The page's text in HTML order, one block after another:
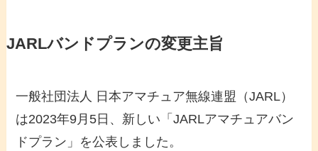
JARLバンドプランの変更主旨
一般社団法人 日本アマチュア無線連盟（JARL）
は2023年9月5日、新しい「JARLアマチュアバン
ドプラン」を公表しました。